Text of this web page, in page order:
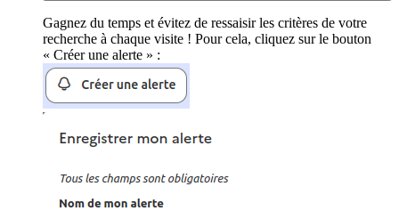
Gagnez du temps et évitez de ressaisir les critères de votre
recherche à chaque visite ! Pour cela, cliquez sur le bouton
« Créer une alerte » :